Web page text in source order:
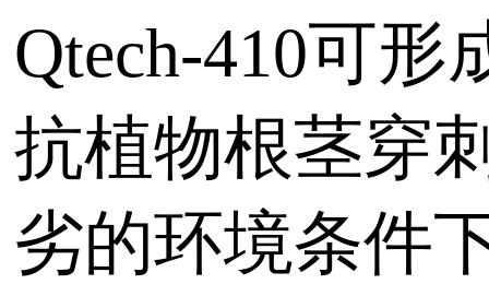
Qtech-410可
抗植物根茎穿
劣的环境条件